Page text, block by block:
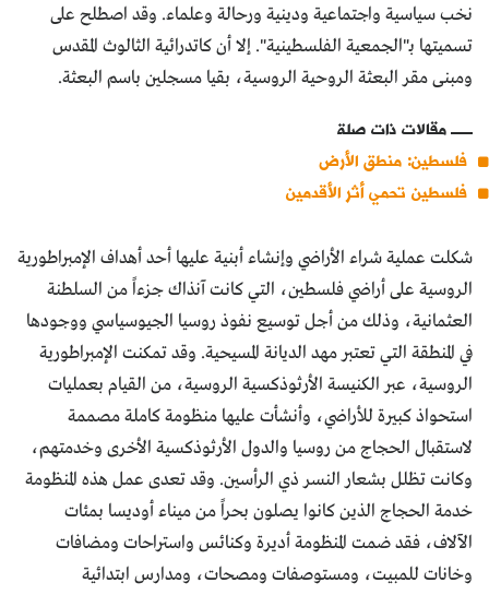
نخب سياسية واجتماعية ودينية ورحالة وعلماء. وقد اصطلح على
تسميتها بـ"الجمعية الفلسطينية". إلا أن كاتدرائية الثالوث المقدس
ومبنى مقر البعثة الروحية الروسية، بقيا مسجلين باسم البعثة.
مقالات ذات صلة
فلسطين: منطق الأرض
فلسطين تحمي أثر الأقدمين
شكلت عملية شراء الأراضي وإنشاء أبنية عليها أحد أهداف الإمبراطورية
الروسية على أراضي فلسطين، التي كانت آنذاك جزءاً من السلطنة
العثمانية، وذلك من أجل توسيع نفوذ روسيا الجيوسياسي ووجودها
في المنطقة التي تعتبر مهد الديانة المسيحية. وقد تمكنت الإمبراطورية
الروسية، عبر الكنيسة الأرثوذكسية الروسية، من القيام بعمليات
استحواذ كبيرة للأراضي، وأنشأت عليها منظومة كاملة مصممة
لاستقبال الحجاج من روسيا والدول الأرثوذكسية الأخرى وخدمتهم،
وكانت تظلل بشعار النسر ذي الرأسين. وقد تعدى عمل هذه المنظومة
خدمة الحجاج الذين كانوا يصلون بحراً من ميناء أوديسا بمئات
الآلاف، فقد ضمت المنظومة أديرة وكنائس واستراحات ومضافات
وخانات للمبيت، ومستوصفات ومصحات، ومدارس ابتدائية